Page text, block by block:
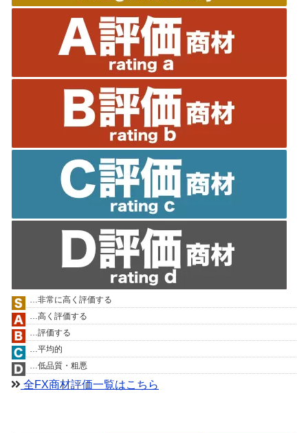
…非常に高く評価する
…高く評価する
…評価する
…平均的
…低品質・粗悪
全FX商材評価一覧はこちら